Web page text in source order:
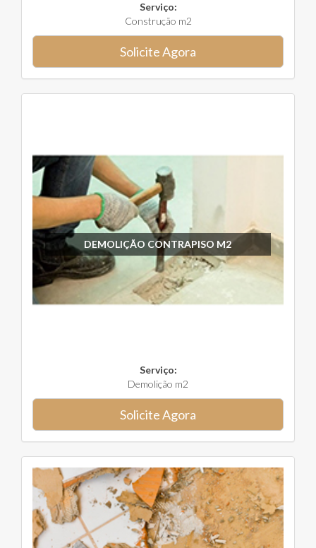
Serviço:
Construção m2
Solicite Agora
DEMOLIÇÃO CONTRAPISO M2
Serviço:
Demolição m2
Solicite Agora